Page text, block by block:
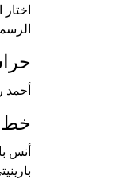
أحمد
خط
أنس